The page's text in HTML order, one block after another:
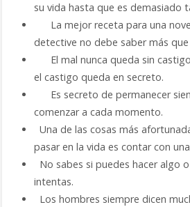
su vida hasta que es demasiado
La mejor receta para una
detective no debe saber más
El mal nunca queda sin
el castigo queda en secreto.
Es secreto de permanecer
comenzar a cada momento.
Una de las cosas más
pasar en la vida es contar con
No sabes si puedes hacer algo
intentas.
Los hombres siempre dicen